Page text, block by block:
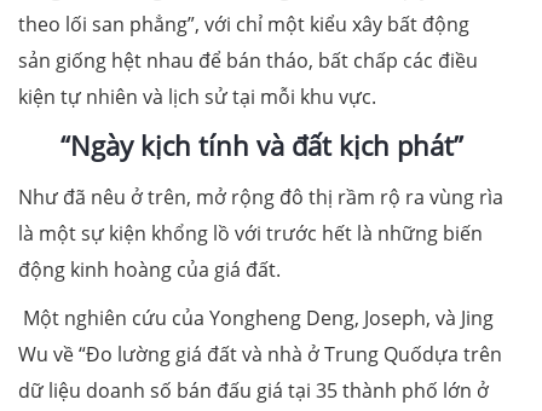
theo lối san phẳng”, với chỉ một kiểu xây bất động
sản giống hệt nhau để bán tháo, bất chấp các điều
kiện tự nhiên và lịch sử tại mỗi khu vực.
“Ngày kịch tính và đất kịch phát”
Như đã nêu ở trên, mở rộng đô thị rầm rộ ra vùng rìa
là một sự kiện khổng lồ với trước hết là những biến
động kinh hoàng của giá đất.
Một nghiên cứu của Yongheng Deng, Joseph, và Jing
Wu về “Đo lường giá đất và nhà ở Trung Quốdựa trên
dữ liệu doanh số bán đấu giá tại 35 thành phố lớn ở